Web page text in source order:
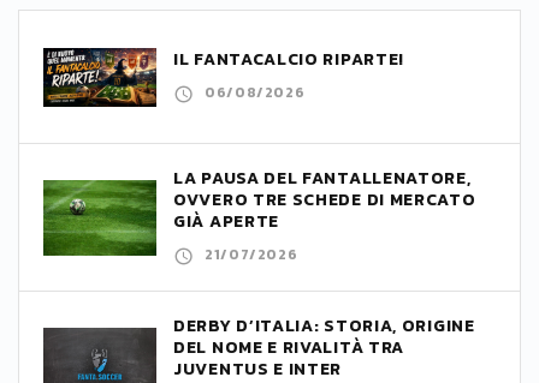
IL FANTACALCIO RIPARTE!
06/08/2026
LA PAUSA DEL FANTALLENATORE,
OVVERO TRE SCHEDE DI MERCATO
GIÀ APERTE
21/07/2026
DERBY D’ITALIA: STORIA, ORIGINE
DEL NOME E RIVALITÀ TRA
JUVENTUS E INTER